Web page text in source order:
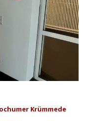
Krümmede